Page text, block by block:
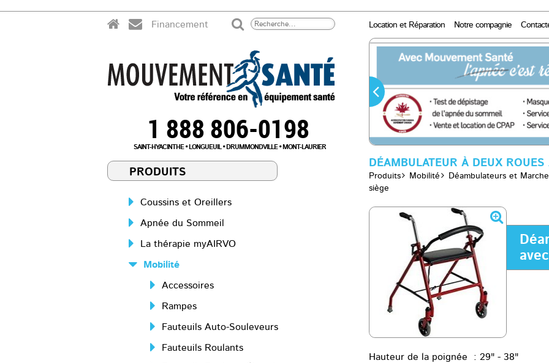
Financement Location et Réparation Notre compagnie
1 888 806-0198
SAINT-HYACINTHE LONGUEUIL DRUMMONDVILLE MONT-LAURIER
PRODUITS
Coussins et Oreillers
Apnée du Sommeil
La thérapie myAIRVO
Mobilité
Accessoires
Rampes
Fauteuils Auto-Souleveurs
Fauteuils Roulants
DÉAMBULATEUR À DEUX ROUES
Produits Mobilité
Déambulateurs et
siège
Hauteur de la poignée : 29" - 38"